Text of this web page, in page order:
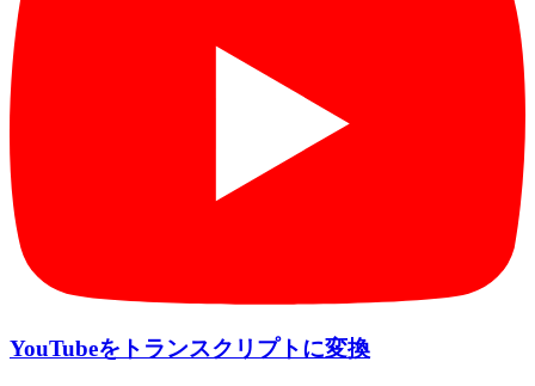
YouTubeをトランスクリプトに変換